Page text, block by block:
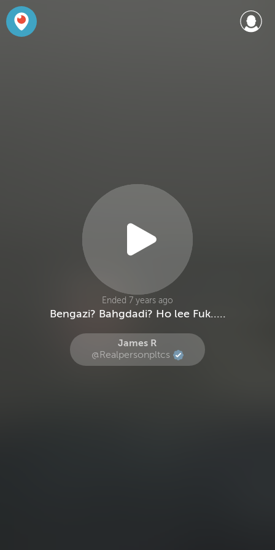
Ended 7 years ago
Bengazi? Bahgdadi? Ho lee Fuk.....
James R
@Realpersonpltcs